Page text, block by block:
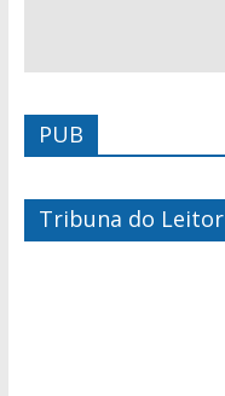
PUB
Tribuna do Leitor